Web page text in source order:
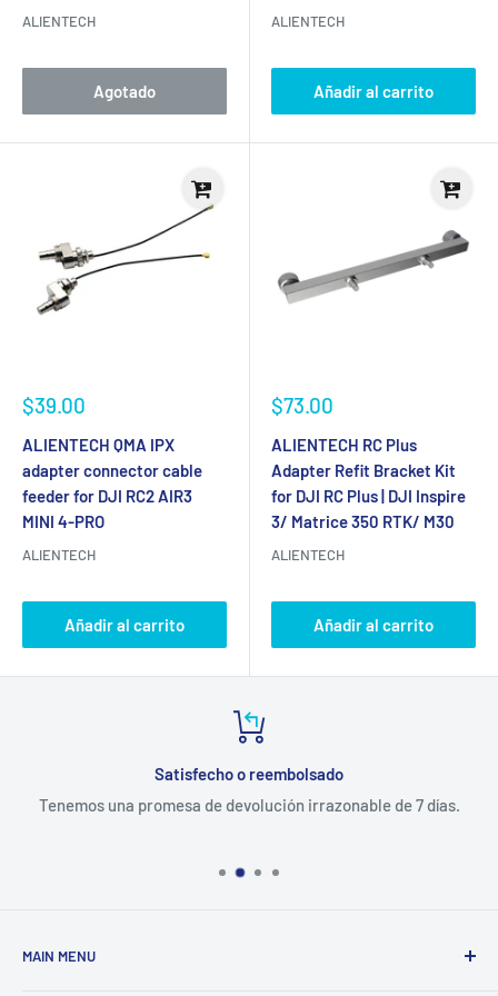
ALIENTECH
Agotado
ALIENTECH
Añadir al carrito
Precio
venta
$39.00
ALIENTECH QMA IPX
adapter connector cable
feeder for DJI RC2 AIR3
MINI 4-PRO
ALIENTECH
Añadir al carrito
Precio
venta
$73.00
ALIENTECH RC Plus
Adapter Refit Bracket Kit
for DJI RC Plus | DJI Inspire
3/ Matrice 350 RTK/ M30
ALIENTECH
Añadir al carrito
Satisfecho o reembolsado
Tenemos una promesa de devolución irrazonable de 7 días.
MAIN MENU